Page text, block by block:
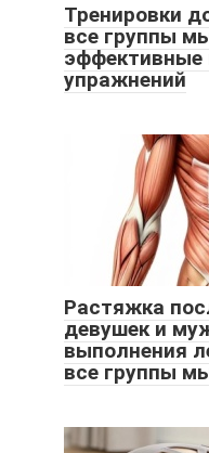
Тренировки
все группы
эффективные
упражнений
Растяжка
девушек и
выполнения
все группы